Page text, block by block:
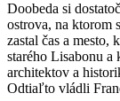
Doobeda si
ostrova, na ktorom
zastal čas a mesto,
starého Lisabonu a
architektov a
Odtiaľto vládli